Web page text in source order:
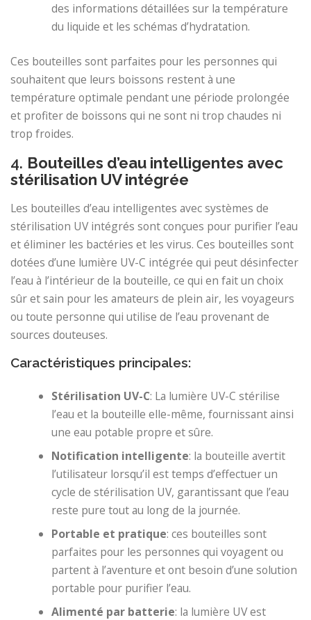
des informations détaillées sur la température
du liquide et les schémas d’hydratation.
Ces bouteilles sont parfaites pour les personnes qui
souhaitent que leurs boissons restent à une
température optimale pendant une période prolongée
et profiter de boissons qui ne sont ni trop chaudes ni
trop froides.
4. Bouteilles d’eau intelligentes avec
stérilisation UV intégrée
Les bouteilles d’eau intelligentes avec systèmes de
stérilisation UV intégrés sont conçues pour purifier l’eau
et éliminer les bactéries et les virus. Ces bouteilles sont
dotées d’une lumière UV-C intégrée qui peut désinfecter
l’eau à l’intérieur de la bouteille, ce qui en fait un choix
sûr et sain pour les amateurs de plein air, les voyageurs
ou toute personne qui utilise de l’eau provenant de
sources douteuses.
Caractéristiques principales:
Stérilisation UV-C: La lumière UV-C stérilise
l’eau et la bouteille elle-même, fournissant ainsi
une eau potable propre et sûre.
Notification intelligente: la bouteille avertit
l’utilisateur lorsqu’il est temps d’effectuer un
cycle de stérilisation UV, garantissant que l’eau
reste pure tout au long de la journée.
Portable et pratique: ces bouteilles sont
parfaites pour les personnes qui voyagent ou
partent à l’aventure et ont besoin d’une solution
portable pour purifier l’eau.
Alimenté par batterie: la lumière UV est